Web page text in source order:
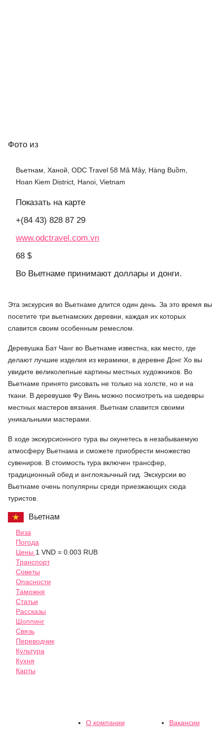
Фото из
Вьетнам, Ханой, ODC Travel 58 Mã Mây, Hàng Buồm,
Hoan Kiem District, Hanoi, Vietnam
Показать на карте
+(84 43) 828 87 29
www.odctravel.com.vn
68 $
Во Вьетнаме принимают доллары и донги.
Эта экскурсия во Вьетнаме длится один день. За это время вы
посетите три вьетнамских деревни, каждая их которых
славится своим особенным ремеслом.
Деревушка Бат Чанг во Вьетнаме известна, как место, где
делают лучшие изделия из керамики, в деревне Донг Хо вы
увидите великолепные картины местных художников. Во
Вьетнаме принято рисовать не только на холсте, но и на
ткани. В деревушке Фу Винь можно посмотреть на шедевры
местных мастеров вязания. Вьетнам славится своими
уникальными мастерами.
В ходе экскурсионного тура вы окунетесь в незабываемую
атмосферу Вьетнама и сможете приобрести множество
сувениров. В стоимость тура включен трансфер,
традиционный обед и англоязычный гид. Экскурсии во
Вьетнаме очень популярны среди приезжающих сюда
туристов.
Вьетнам
Виза
Погода
Цены 1 VND = 0.003 RUB
Транспорт
Советы
Опасности
Таможня
Статьи
Рассказы
Шоппинг
Связь
Переводчик
Культура
Кухня
Карты
О компании
Вакансии